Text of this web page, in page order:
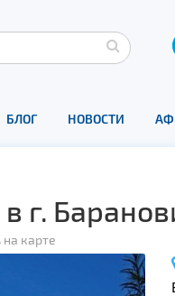
БЛОГ НОВОСТИ
г.
карте